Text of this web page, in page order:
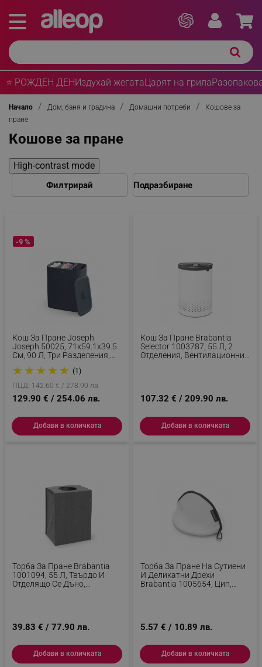
⭐ РОЖДЕН ДЕНИздухай жегатаЦарят на грила
Начало Дом, баня и градина Домашни потреби
Кошове за
пране
Кошове за пране
High-contrast mode
Филтрирай
Кош За Пране Joseph
Joseph 50025, 71х59.1х39.5
См, 90 Л, Три Разделения,
Дръжки За Носене И
Изпразване, Черен
★ ★ ★ ★ ★ (1)
-9 %
ПЦД: 142.60 € / 278.90 лв.
129.90 € / 254.06 лв.
Добави в количката
Кош За Пране Brabantia
Selector 1003787, 55 Л, 2
Отделения, Вентилационни
107.32 € / 209.90 лв.
Добави в количката
Торба За Пране Brabantia
1001094, 55 Л, Твърдо И
Отделящо Се Дъно,
39.83 € / 77.90 лв.
Добави в количката
Торба За Пране На Сутиени
И Деликатни Дрехи
Brabantia 1005654, Цип,
5.57 € / 10.89 лв.
Добави в количката